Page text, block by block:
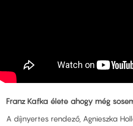
Franz Kafka élete ahogy még
A díjnyertes rendező, Agnieszka